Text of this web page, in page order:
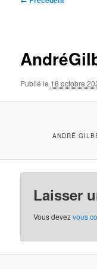
Publié le 18 octobre
ANDRÉ
Laisser
Vous devezvous